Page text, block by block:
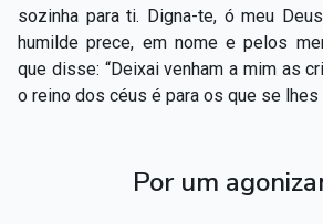
sozinha para ti. Digna-te, ó meu
humilde prece, em nome e pelos
que disse: “Deixai venham a mim as
o reino dos céus é para os que se lhes
Por um